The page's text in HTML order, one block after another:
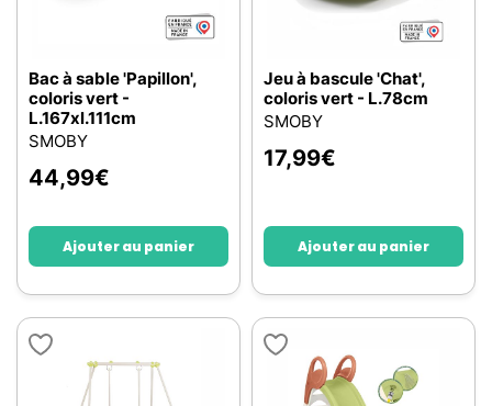
Bac à sable 'Papillon',
coloris vert -
L.167xl.111cm
SMOBY
44,99€
Ajouter au panier
Jeu à bascule 'Chat',
coloris vert - L.78cm
SMOBY
17,99€
Ajouter au panier